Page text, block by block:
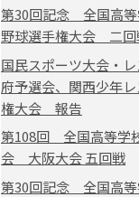
第30回記念 全国高等
野球選手権大会 二回
国民スポーツ大会・
府予選会、関西少年
権大会 報告
第108回 全国高等学
会 大阪大会 五回戦
第30回記念 全国高等